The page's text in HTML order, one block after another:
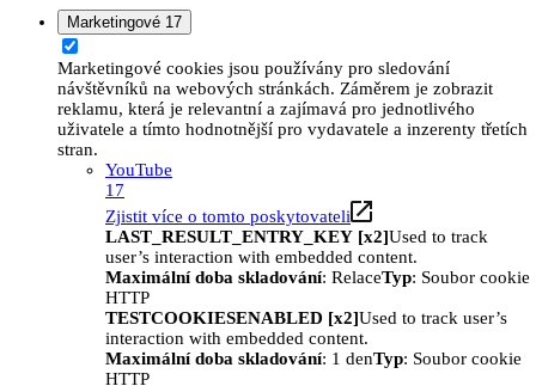
Marketingové 17
Marketingové cookies jsou používány pro sledování
návštěvníků na webových stránkách. Záměrem je zobrazit
reklamu, která je relevantní a zajímavá pro jednotlivého
uživatele a tímto hodnotnější pro vydavatele a inzerenty třetích
stran.
YouTube
17
Zjistit více o tomto poskytovateli
LAST_RESULT_ENTRY_KEY [x2]Used to track
user’s interaction with embedded content.
Maximální doba skladování: RelaceTyp: Soubor cookie
HTTP
TESTCOOKIESENABLED [x2]Used to track user’s
interaction with embedded content.
Maximální doba skladování: 1 denTyp: Soubor cookie
HTTP